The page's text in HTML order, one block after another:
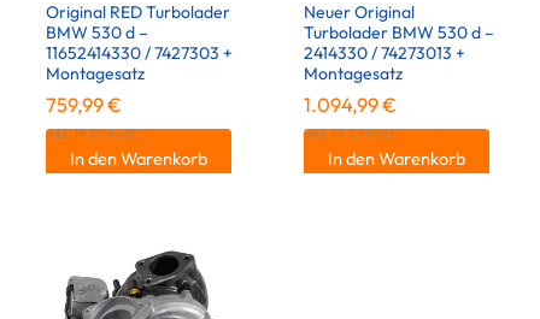
Original RED Turbolader
BMW 530 d –
11652414330 / 7427303 +
Montagesatz
759,99€
inkl. 19 % MwSt.
In den Warenkorb
Neuer Original
Turbolader BMW 530 d –
2414330 / 74273013 +
Montagesatz
1.094,99€
inkl. 19 % MwSt.
In den Warenkorb